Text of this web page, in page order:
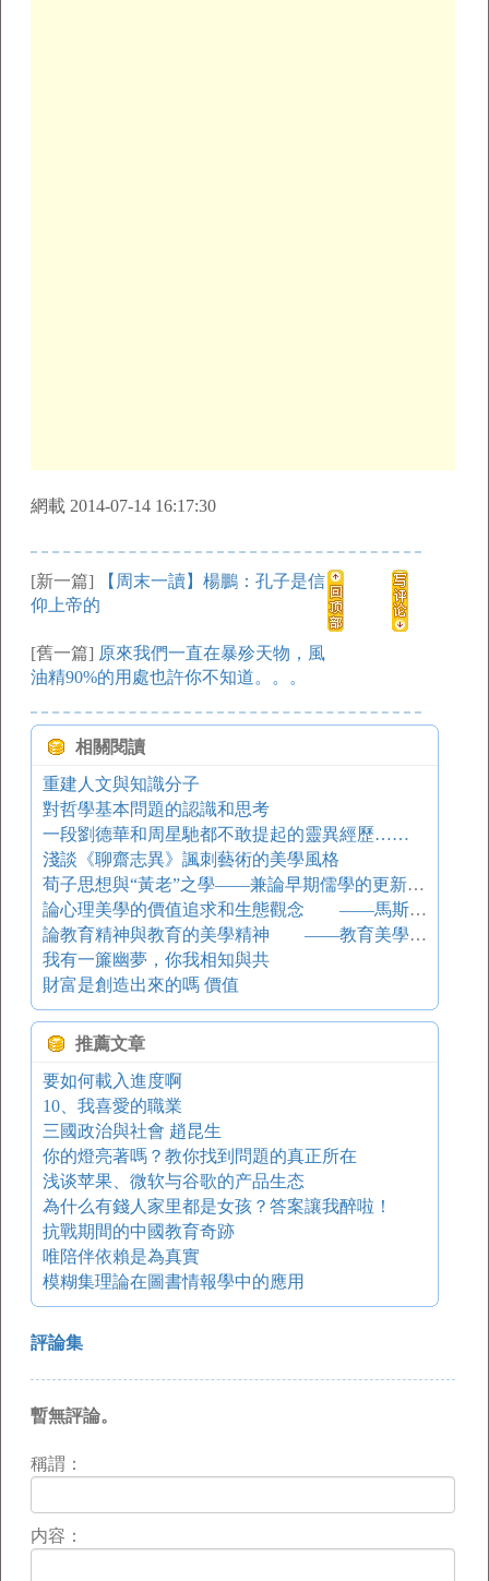
網載 2014-07-14 16:17:30
[新一篇]
【周末一讀】楊鵬：孔子是信
仰上帝的
[舊一篇] 原來我們一直在暴殄天物，風
油精90%的用處也許你不知道。。。
相關閱讀
重建人文與知識分子
對哲學基本問題的認識和思考
一段劉德華和周星馳都不敢提起的靈異經歷……
淺談《聊齋志異》諷刺藝術的美學風格
荀子思想與“黃老”之學——兼論早期儒學的更新與發展
論心理美學的價值追求和生態觀念 ——馬斯洛心理學價值論對文藝心理研究的啟示
論教育精神與教育的美學精神 ——教育美學的精神追求
我有一簾幽夢，你我相知與共
財富是創造出來的嗎 價值
推薦文章
要如何載入進度啊
10、我喜愛的職業
三國政治與社會 趙昆生
你的燈亮著嗎？教你找到問題的真正所在
浅谈苹果、微软与谷歌的产品生态
為什么有錢人家里都是女孩？答案讓我醉啦！
抗戰期間的中國教育奇跡
唯陪伴依賴是為真實
模糊集理論在圖書情報學中的應用
評論集
暫無評論。
稱謂：
内容：